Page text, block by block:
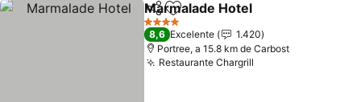
PartilharAdicionar aos favoritos
Marmalade Hotel
4 Estrelas
8,6 Excelente
1.420
Portree, a 15.8 km de Carbost
Restaurante Chargrill